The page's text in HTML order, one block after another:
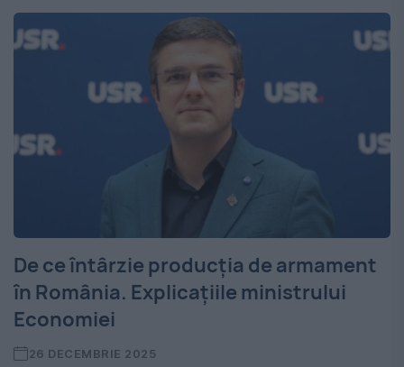
De ce întârzie producția de armament
în România. Explicațiile ministrului
Economiei
26 DECEMBRIE 2025